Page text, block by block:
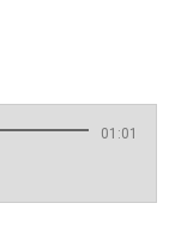
01:01